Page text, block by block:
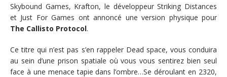
Skybound Games, Krafton, le développeur Striking Distances
et Just For Games ont annoncé une version physique pour
The Callisto Protocol.
Ce titre qui n’est pas s’en rappeler Dead space, vous conduira
au sein d’une prison spatiale où vous vous sentirez bien seul
face à une menace tapie dans l’ombre…Se déroulant en 2320,